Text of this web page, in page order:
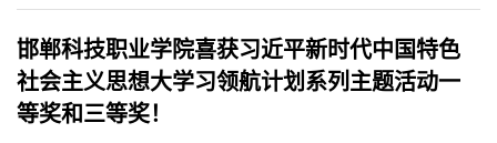
邯郸科技职业学院喜获习近平新时代中国特色
社会主义思想大学习领航计划系列主题活动一
等奖和三等奖！